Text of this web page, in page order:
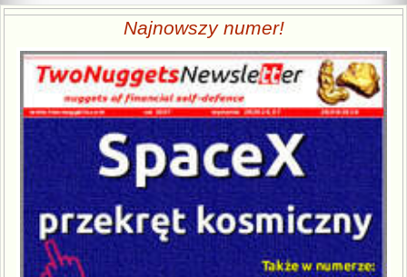
Najnowszy numer!